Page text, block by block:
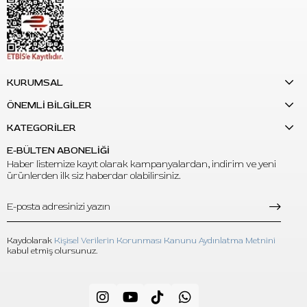
S: Olive Corrector nasıl bir renktir?
C: Zeytin yeşili / olive tonlu, opak yapıda bir corrector
pigmenttir.
S: Kaş pigmentiyle karıştırılabilir mi?
kullanılabilir. Karışım oranı profesyonel değerlendirmeyle
belirlenmelidir.
S: Dudak pigmenti olarak kullanılabilir mi?
C: Ürün kaş pigmenti düzeltme ve corrector uygulamaları için
edilmemelidir.
KURUMSAL
ÖNEMLİ BİLGİLER
KATEGORİLER
E-BÜLTEN ABONELİĞİ
Haber listemize kayıt olarak kampanyalardan, indirim ve yeni
ürünlerden ilk siz haberdar olabilirsiniz.
Kaydolarak Kişisel Verilerin Korunması Kanunu Aydınlatma Metnini
kabul etmiş olursunuz.